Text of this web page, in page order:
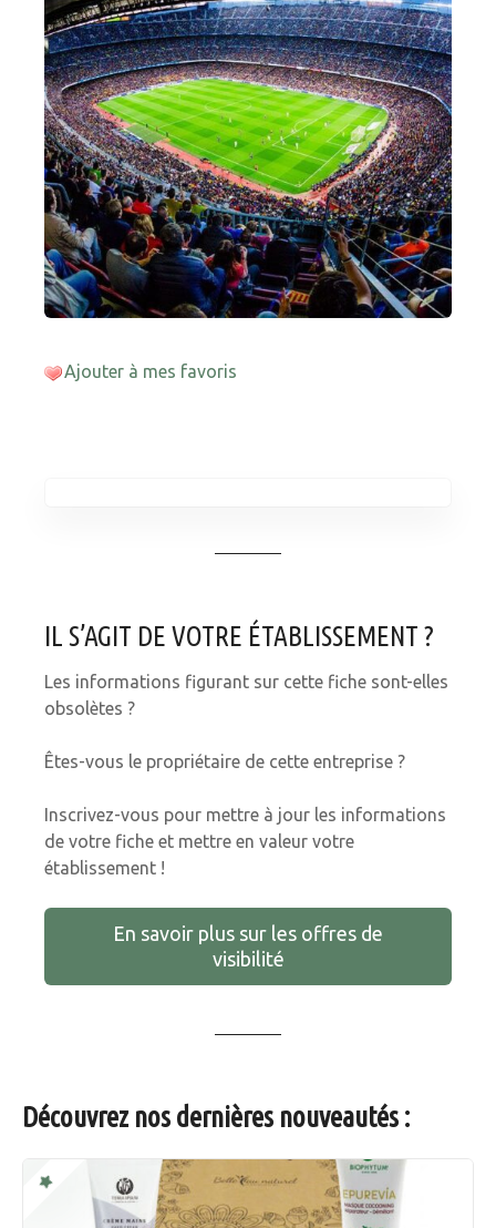
Ajouter à mes favoris
IL S’AGIT DE VOTRE ÉTABLISSEMENT ?
Les informations figurant sur cette fiche sont-elles
obsolètes ?
Êtes-vous le propriétaire de cette entreprise ?
Inscrivez-vous pour mettre à jour les informations
de votre fiche et mettre en valeur votre
établissement !
En savoir plus sur les offres de
visibilité
Découvrez nos dernières nouveautés :